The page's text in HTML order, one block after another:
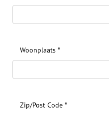
Woonplaats *
Zip/Post Code *